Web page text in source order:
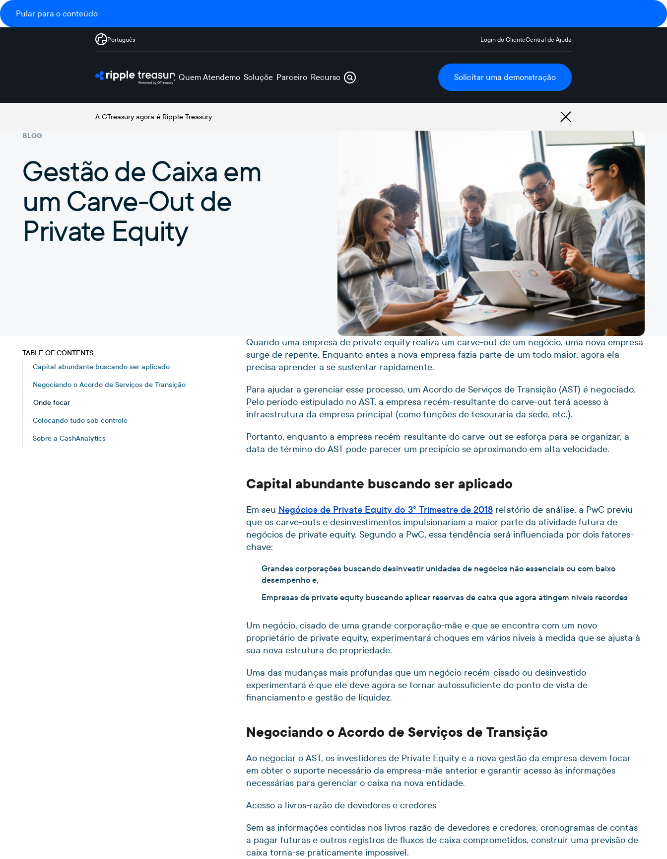
Pular para o conteúdo
Português Login do ClienteCentral de Ajuda
Quem Atendemos Soluções Parceiros Recursos Solicitar uma demonstração
A GTreasury agora é Ripple Treasury
BLOG
Gestão de Caixa em
um Carve-Out de
Private Equity
TABLE OF CONTENTS
Capital abundante buscando ser aplicado
Negociando o Acordo de Serviços de Transição
Onde focar
Colocando tudo sob controle
Sobre a CashAnalytics
Quando uma empresa de private equity realiza um carve-out de um negócio, uma nova empresa
surge de repente. Enquanto antes a nova empresa fazia parte de um todo maior, agora ela
precisa aprender a se sustentar rapidamente.
Para ajudar a gerenciar esse processo, um Acordo de Serviços de Transição (AST) é negociado.
Pelo período estipulado no AST, a empresa recém-resultante do carve-out terá acesso à
infraestrutura da empresa principal (como funções de tesouraria da sede, etc.).
Portanto, enquanto a empresa recém-resultante do carve-out se esforça para se organizar, a
data de término do AST pode parecer um precipício se aproximando em alta velocidade.
Capital abundante buscando ser aplicado
Em seu Negócios de Private Equity do 3º Trimestre de 2018relatório de análise, a PwC previu
que os carve-outs e desinvestimentos impulsionariam a maior parte da atividade futura de
negócios de private equity. Segundo a PwC, essa tendência será influenciada por dois fatores-
chave:
Grandes corporações buscando desinvestir unidades de negócios não essenciais ou com baixo
desempenho e,
Empresas de private equity buscando aplicar reservas de caixa que agora atingem níveis recordes
Um negócio, cisado de uma grande corporação-mãe e que se encontra com um novo
proprietário de private equity, experimentará choques em vários níveis à medida que se ajusta à
sua nova estrutura de propriedade.
Uma das mudanças mais profundas que um negócio recém-cisado ou desinvestido
experimentará é que ele deve agora se tornar autossuficiente do ponto de vista de
financiamento e gestão de liquidez.
Negociando o Acordo de Serviços de Transição
Ao negociar o AST, os investidores de Private Equity e a nova gestão da empresa devem focar
em obter o suporte necessário da empresa-mãe anterior e garantir acesso às informações
necessárias para gerenciar o caixa na nova entidade.
Acesso a livros-razão de devedores e credores
Sem as informações contidas nos livros-razão de devedores e credores, cronogramas de contas
a pagar futuras e outros registros de fluxos de caixa comprometidos, construir uma previsão de
caixa torna-se praticamente impossível.